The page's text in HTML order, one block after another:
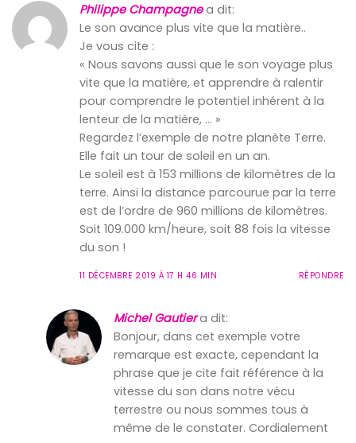
Philippe Champagne a dit:
Le son avance plus vite que la matière..
Je vous cite :
« Nous savons aussi que le son voyage plus
vite que la matière, et apprendre à ralentir
pour comprendre le potentiel inhérent à la
lenteur de la matière, … »
Regardez l’exemple de notre planète Terre.
Elle fait un tour de soleil en un an.
Le soleil est à 153 millions de kilomètres de la
terre. Ainsi la distance parcourue par la terre
est de l’ordre de 960 millions de kilomètres.
Soit 109.000 km/heure, soit 88 fois la vitesse
du son !
11 DÉCEMBRE 2019 À 17 H 46 MIN RÉPONDRE
Michel Gautier a dit:
Bonjour, dans cet exemple votre
remarque est exacte, cependant la
phrase que je cite fait référence à la
vitesse du son dans notre vécu
terrestre ou nous sommes tous à
même de le constater. Cordialement